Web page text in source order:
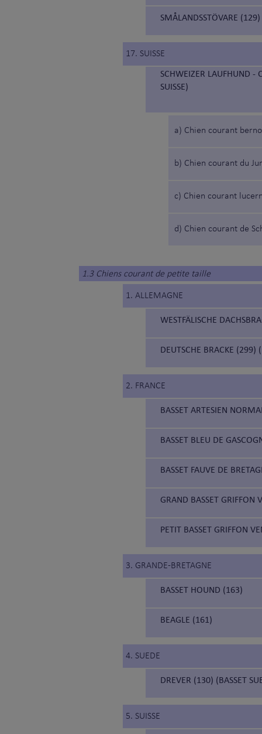
SMÅLANDSSTÖVARE
17. SUISSE
SCHWEIZER LAUFHUND -
SUISSE)
a) Chien courant
b) Chien courant du
c) Chien courant
d) Chien courant de
1.3 Chiens courant de petite taille
1. ALLEMAGNE
WESTFÄLISCHE
DEUTSCHE BRACKE (299)
2. FRANCE
BASSET ARTESIEN
BASSET BLEU DE
BASSET FAUVE DE
GRAND BASSET GRIFFON
PETIT BASSET GRIFFON
3. GRANDE-BRETAGNE
BASSET HOUND (163)
BEAGLE (161)
4. SUEDE
DREVER (130) (BASSET
5. SUISSE